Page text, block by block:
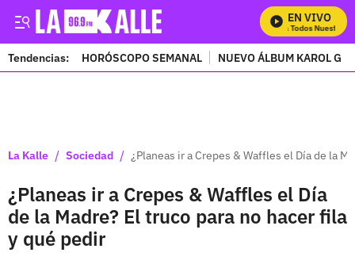
EN VIVO
Mira Todos Nuestros
Tendencias: HORÓSCOPO SEMANAL NUEVO ÁLBUM KAROL G
La Kalle / Sociedad / ¿Planeas ir a Crepes & Waffles el Día de la
¿Planeas ir a Crepes & Waffles el Día
de la Madre? El truco para no hacer fila
y qué pedir